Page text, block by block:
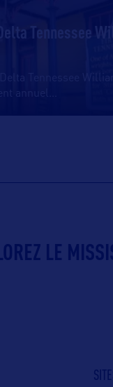
Tennessee
Tennessee
annuel
LE